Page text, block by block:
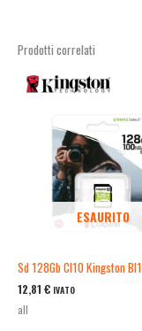
Prodotti correlati
ESAURITO
Sd 128Gb Cl10 Kingston Bl1
12,81 € IVATO
all